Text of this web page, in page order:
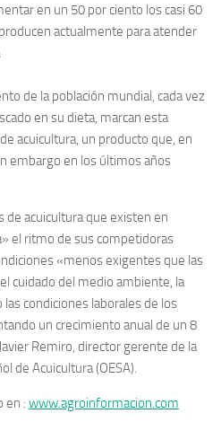
en un 50 por ciento los casi 60
actualmente para atender
de la población mundial, cada vez
en su dieta, marcan esta
acuicultura, un producto que, en
embargo en los últimos años
de acuicultura que existen en
el ritmo de sus competidoras
«menos exigentes que las
cuidado del medio ambiente, la
condiciones laborales de los
un crecimiento anual de un 8
Remiro, director gerente de la
de Acuicultura (OESA).
en : www.agroinformacion.com